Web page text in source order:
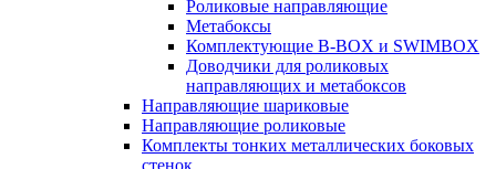
Роликовые направляющие
Метабоксы
Комплектующие B-BOX и SWIMBOX
Доводчики для роликовых
направляющих и метабоксов
Направляющие шариковые
Направляющие роликовые
Комплекты тонких металлических боковых
стенок